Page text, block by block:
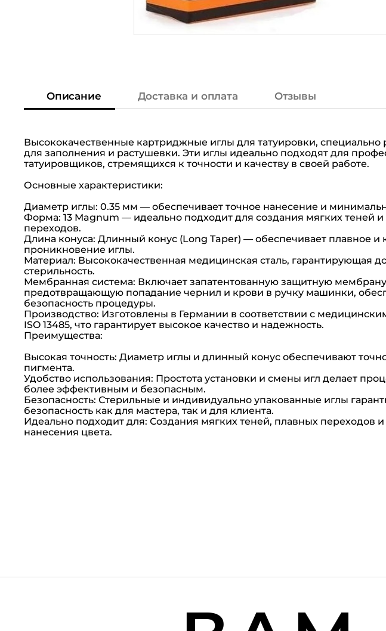
Описание Доставка и оплата Отзывы
Высококачественные картриджные иглы для татуировки, специально
для заполнения и растушевки. Эти иглы идеально подходят для
татуировщиков, стремящихся к точности и качеству в своей работе.
Основные характеристики:
Диаметр иглы: 0.35 мм — обеспечивает точное нанесение и
Форма: 13 Magnum — идеально подходит для создания мягких теней
переходов.
Длина конуса: Длинный конус (Long Taper) — обеспечивает плавное и
проникновение иглы.
Материал: Высококачественная медицинская сталь, гарантирующая
стерильность.
Мембранная система: Включает запатентованную защитную
предотвращающую попадание чернил и крови в ручку машинки,
безопасность процедуры.
Производство: Изготовлены в Германии в соответствии с
ISO 13485, что гарантирует высокое качество и надежность.
Преимущества:
Высокая точность: Диаметр иглы и длинный конус обеспечивают
пигмента.
Удобство использования: Простота установки и смены игл делает
более эффективным и безопасным.
Безопасность: Стерильные и индивидуально упакованные иглы
безопасность как для мастера, так и для клиента.
Идеально подходит для: Создания мягких теней, плавных переходов
нанесения цвета.